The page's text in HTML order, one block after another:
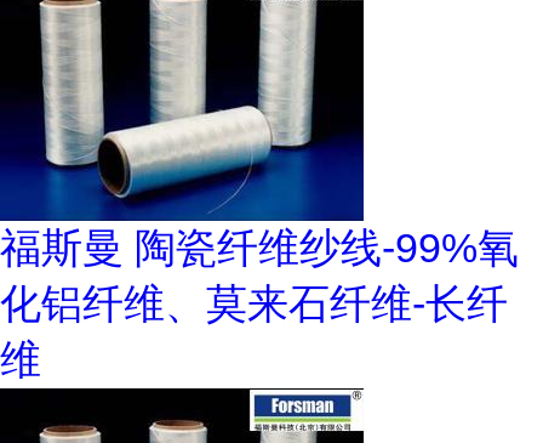
福斯曼 陶瓷纤维纱线-99%氧
化铝纤维、莫来石纤维-长纤
维